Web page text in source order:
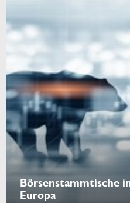
Börsenstammtische
Europa